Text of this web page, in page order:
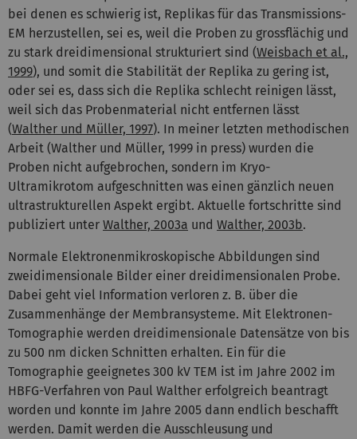
bei denen es schwierig ist, Replikas für das Transmissions-
EM herzustellen, sei es, weil die Proben zu grossflächig und
zu stark dreidimensional strukturiert sind (Weisbach et al.,
1999), und somit die Stabilität der Replika zu gering ist,
oder sei es, dass sich die Replika schlecht reinigen lässt,
weil sich das Probenmaterial nicht entfernen lässt
(Walther und Müller, 1997). In meiner letzten methodischen
Arbeit (Walther und Müller, 1999 in press) wurden die
Proben nicht aufgebrochen, sondern im Kryo-
Ultramikrotom aufgeschnitten was einen gänzlich neuen
ultrastrukturellen Aspekt ergibt. Aktuelle fortschritte sind
publiziert unter Walther, 2003a und Walther, 2003b.
Normale Elektronenmikroskopische Abbildungen sind
zweidimensionale Bilder einer dreidimensionalen Probe.
Dabei geht viel Information verloren z. B. über die
Zusammenhänge der Membransysteme. Mit Elektronen-
Tomographie werden dreidimensionale Datensätze von bis
zu 500 nm dicken Schnitten erhalten. Ein für die
Tomographie geeignetes 300 kV TEM ist im Jahre 2002 im
HBFG-Verfahren von Paul Walther erfolgreich beantragt
worden und konnte im Jahre 2005 dann endlich beschafft
werden. Damit werden die Ausschleusung und